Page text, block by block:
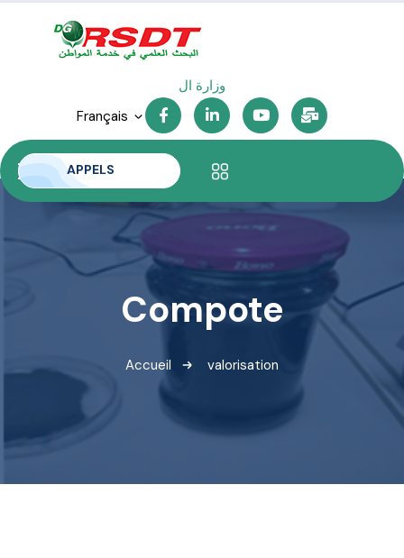
وزارة التعلي
Français
APPELS
Compote
Accueil valorisation